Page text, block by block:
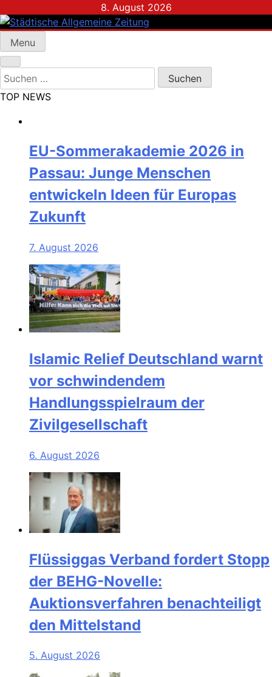
to
content
8. August 2026
Städtische Allgemeine Zeitung
Menu
Suchen
nach:
TOP NEWS
EU-Sommerakademie 2026 in
Passau: Junge Menschen
entwickeln Ideen für Europas
Zukunft
7. August 2026
Islamic Relief Deutschland warnt
vor schwindendem
Handlungsspielraum der
Zivilgesellschaft
6. August 2026
Flüssiggas Verband fordert Stopp
der BEHG-Novelle:
Auktionsverfahren benachteiligt
den Mittelstand
5. August 2026